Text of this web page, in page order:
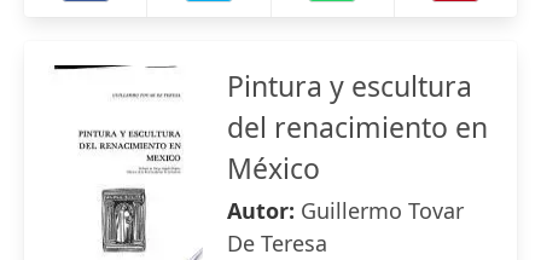
Pintura y escultura
del renacimiento en
México
Autor: Guillermo Tovar
De Teresa